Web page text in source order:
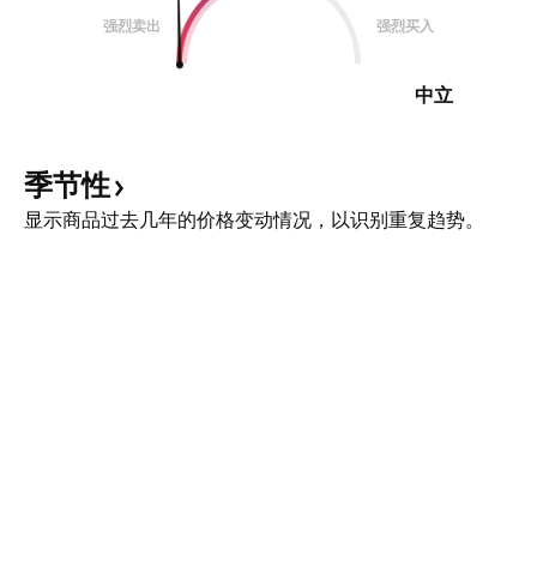
强烈卖出 强烈买入
中立
季节性
显示商品过去几年的价格变动情况，以识别重复趋势。